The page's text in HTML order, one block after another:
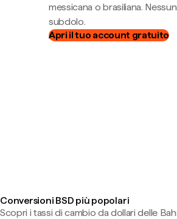
messicana o brasiliana.
subdolo.
Apri il tuo account gratuito
Conversioni BSD più popolari
Scopri i tassi di cambio da dollari delle